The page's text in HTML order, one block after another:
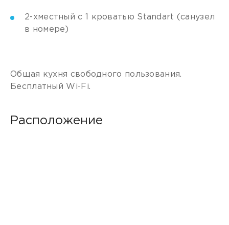
2-хместный с 1 кроватью Standart (санузел
в номере)
Общая кухня свободного пользования.
Бесплатный Wi-Fi.
Расположение